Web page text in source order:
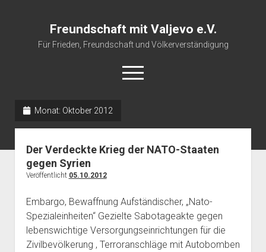
Freundschaft mit Valjevo e.V.
Für Frieden, Freundschaft und Völkerverständigung
open
menu
Monat: Oktober 2012
Der Verdeckte Krieg der NATO-Staaten
gegen Syrien
Veröffentlicht 05.10.2012
Embargo, Bewaffnung Aufständischer, „Nato-
Spezialeinheiten“ Gezielte Sabotageakte gegen
lebenswichtige Versorgungseinrichtungen für die
Zivilbevölkerung , Terroranschläge mit Autobomben